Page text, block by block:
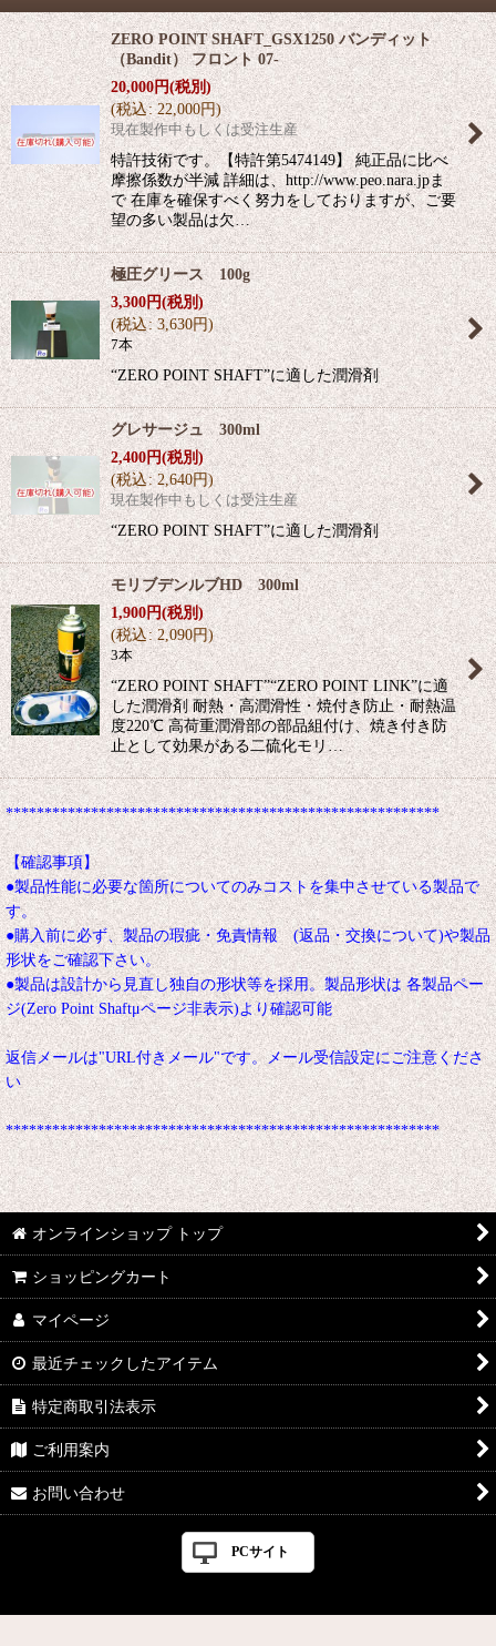
ZERO POINT SHAFT_GSX1250 バンディット
（Bandit） フロント 07-
20,000円(税別)
(税込: 22,000円)
現在製作中もしくは受注生産
特許技術です。【特許第5474149】 純正品に比べ
摩擦係数が半減 詳細は、http://www.peo.nara.jpま
で 在庫を確保すべく努力をしておりますが、ご要
望の多い製品は欠…
極圧グリース 100g
3,300円(税別)
(税込: 3,630円)
7本
“ZERO POINT SHAFT”に適した潤滑剤
グレサージュ 300ml
2,400円(税別)
(税込: 2,640円)
現在製作中もしくは受注生産
“ZERO POINT SHAFT”に適した潤滑剤
モリブデンルブHD 300ml
1,900円(税別)
(税込: 2,090円)
3本
“ZERO POINT SHAFT”“ZERO POINT LINK”に適
した潤滑剤 耐熱・高潤滑性・焼付き防止・耐熱温
度220℃ 高荷重潤滑部の部品組付け、焼き付き防
止として効果がある二硫化モリ…
********************************************************
【確認事項】
●製品性能に必要な箇所についてのみコストを集中させている製品で
す。
●購入前に必ず、製品の瑕疵・免責情報 (返品・交換について)や製品
形状をご確認下さい。
●製品は設計から見直し独自の形状等を採用。製品形状は 各製品ペー
ジ(Zero Point Shaftμページ非表示)より確認可能
返信メールは"URL付きメール"です。メール受信設定にご注意くださ
い
********************************************************
オンラインショップ トップ
ショッピングカート
マイページ
最近チェックしたアイテム
特定商取引法表示
ご利用案内
お問い合わせ
PCサイト